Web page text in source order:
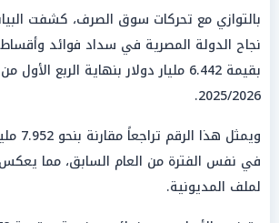
بالتوازي مع تحركات سوق الصرف، كشفت
نجاح الدولة المصرية في سداد فوائد
بقيمة 6.442 مليار دولار بنهاية الربع
2025/2026.
ويمثل
في نفس الفترة من العام السابق، مما يعكس
لملف المديونية.